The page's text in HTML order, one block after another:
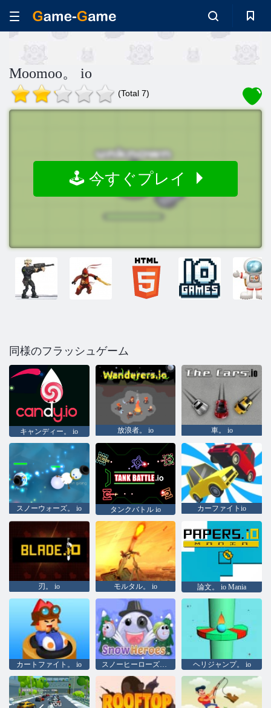
Moomoo。 io
(Total 7)
🕹️ 今すぐプレイ
同様のフラッシュゲーム
キャンディー。 io 放浪者。 io 車。 io
スノーウォーズ。 io タンクバトル io カーファイトio
刃。 io モルタル。 io 論文。 io Mania
カートファイト。 io スノーヒーローズ。 io ヘリジャンプ。 io